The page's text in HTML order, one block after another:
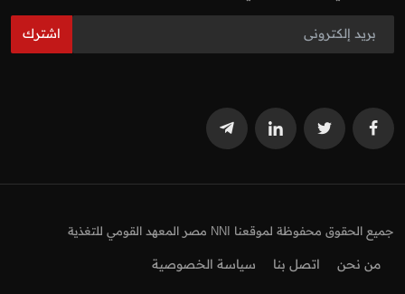
اشترك
جميع الحقوق محفوظة لموقعنا NNI مصر المعهد القومي للتغذية
من نحن اتصل بنا سياسة الخصوصية